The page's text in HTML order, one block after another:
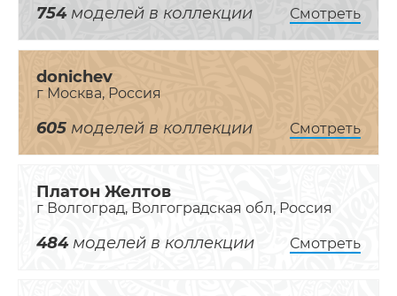
754моделей в коллекции Смотреть
donichev
г Москва, Россия
605 моделей в коллекции Смотреть
Платон Желтов
г Волгоград, Волгоградская обл, Россия
484моделей в коллекции Смотреть